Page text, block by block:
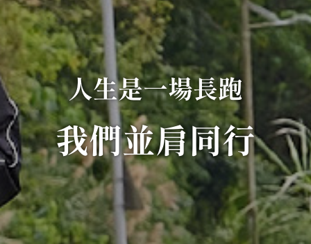
人生是一場長跑
我們並肩同行